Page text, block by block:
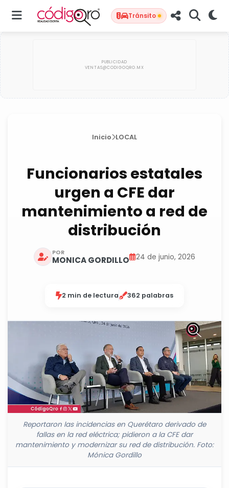
Tránsito
Inicio LOCAL
Funcionarios estatales
urgen a CFE dar
mantenimiento a red de
distribución
POR
MONICA GORDILLO 24 de junio, 2026
2 min de lectura 362 palabras
Reportaron las incidencias en Querétaro derivado de
fallas en la red eléctrica; pidieron a la CFE dar
mantenimiento y modernizar su red de distribución. Foto:
Mónica Gordillo